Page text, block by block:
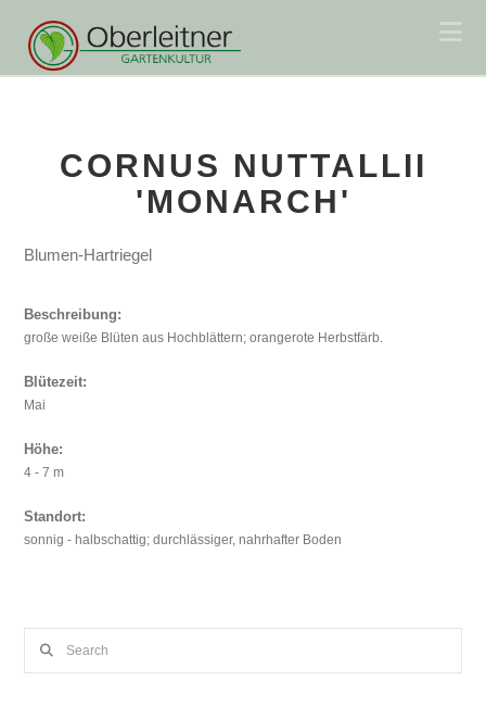
CORNUS NUTTALLII
'MONARCH'
Blumen-Hartriegel
Beschreibung:
große weiße Blüten aus Hochblättern; orangerote Herbstfärb.
Blütezeit:
Mai
Höhe:
4 - 7 m
Standort:
sonnig - halbschattig; durchlässiger, nahrhafter Boden